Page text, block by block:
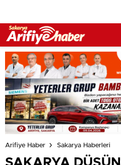
Arifiye Haber Sakarya Haberleri